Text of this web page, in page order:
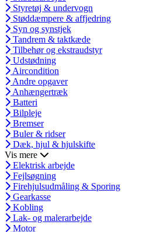
Styretøj & undervogn
Støddæmpere & affjedring
Syn og synstjek
Tandrem & taktkæde
Tilbehør og ekstraudstyr
Udstødning
Aircondition
Andre opgaver
Anhængertræk
Batteri
Bilpleje
Bremser
Buler & ridser
Dæk, hjul & hjulskifte
Vis mere
Elektrisk arbejde
Fejlsøgning
Firehjulsudmåling & Sporing
Gearkasse
Kobling
Lak- og malerarbejde
Motor